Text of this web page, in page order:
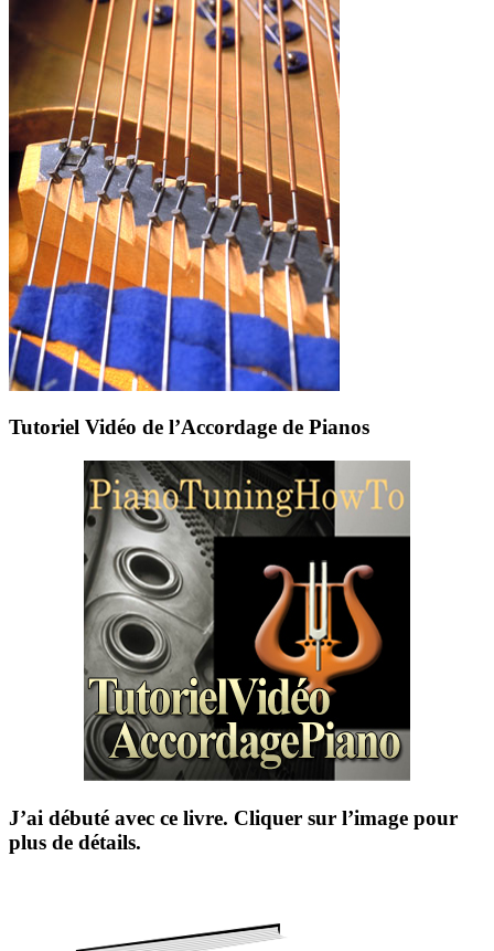
Tutoriel Vidéo de l’Accordage de Pianos
J’ai débuté avec ce livre. Cliquer sur l’image pour
plus de détails.